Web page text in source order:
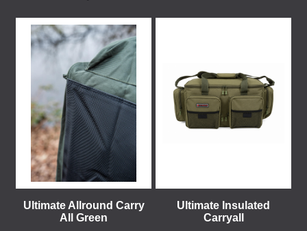
Ultimate Allround Carry
All Green
Ultimate Insulated
Carryall